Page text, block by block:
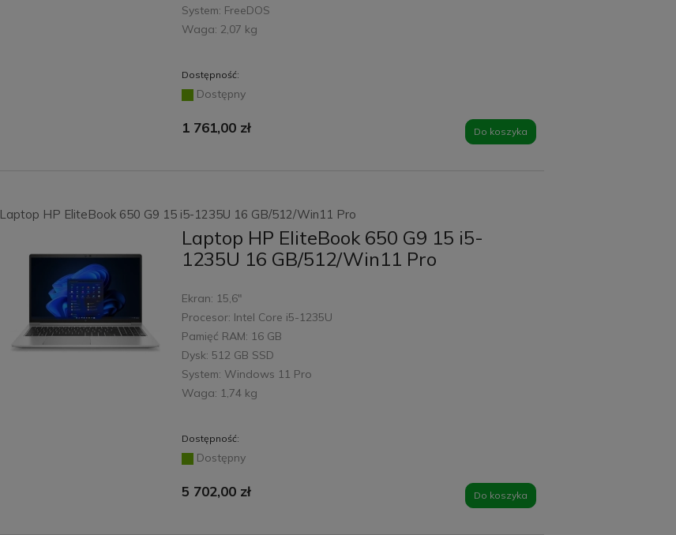
System: FreeDOS
Waga: 2,07 kg
Dostępność:
Dostępny
1 761,00 zł Do koszyka
Laptop HP EliteBook 650 G9 15 i5-1235U 16 GB/512/Win11 Pro
Laptop HP EliteBook 650 G9 15 i5-
1235U 16 GB/512/Win11 Pro
Ekran: 15,6"
Procesor: Intel Core i5-1235U
Pamięć RAM: 16 GB
Dysk: 512 GB SSD
System: Windows 11 Pro
Waga: 1,74 kg
Dostępność:
Dostępny
5 702,00 zł Do koszyka